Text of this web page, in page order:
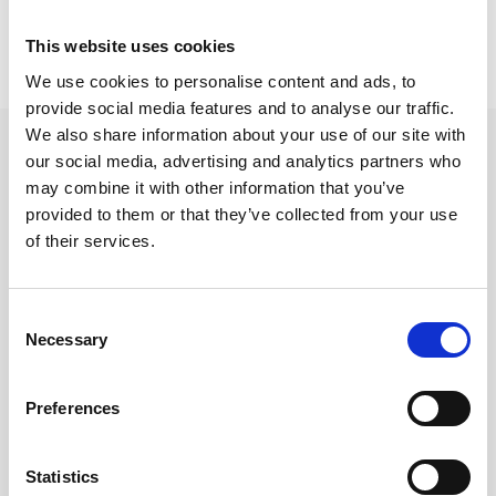
This website uses cookies
We use cookies to personalise content and ads, to
provide social media features and to analyse our traffic.
We also share information about your use of our site with
our social media, advertising and analytics partners who
may combine it with other information that you’ve
provided to them or that they’ve collected from your use
of their services.
Selection
Necessary
Preferences
Statistics
Prishistorik
Lägsta pris senaste 30 dagarna är 12 kr (2026-08-07)
Andra tittade även på
Radergummi Mars Plastic Blyertspennor 12-pack